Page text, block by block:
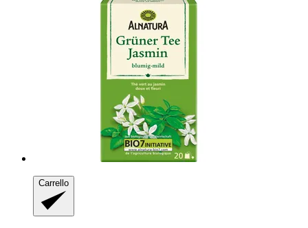
Carrello